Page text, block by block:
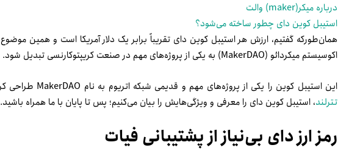
درباره میکر(maker) والت
استیبل کوین دای چطور ساخته می‌شود؟
اکوسیستم میکردائو (MakerDAO) به یکی از پروژه‌های مهم در صنعت کریپتوکارنسی تبدیل شود.
این استیبل کوین را یکی از پروژه‌های مهم و قدیمی شبکه اتریوم به نام MakerDAO طراحی کرده است. در این گزارش از
تترلند، استیبل کوین دای را معرفی و ویژگی‌هایش را بیان می‌کنیم؛ پس تا پایان با ما همراه باشید.
رمز ارز دای بی‌نیاز از پشتیبانی فیات